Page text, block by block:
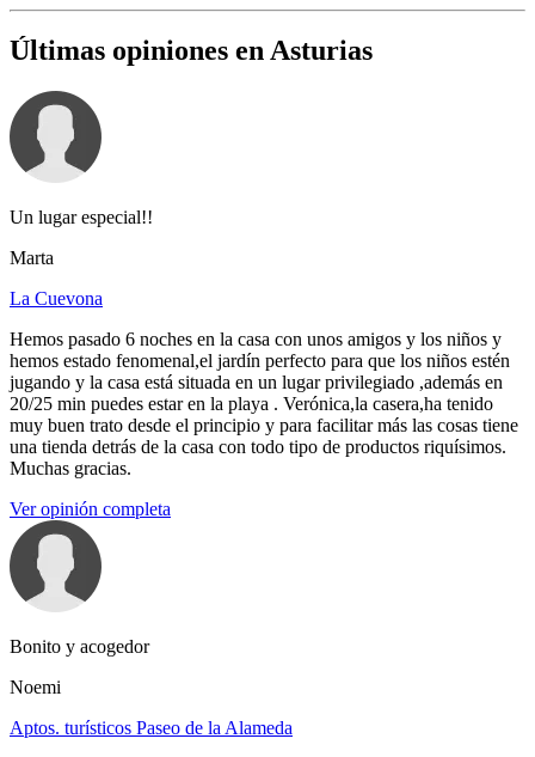
Últimas opiniones en Asturias
Un lugar especial!!
Marta
La Cuevona
Hemos pasado 6 noches en la casa con unos amigos y los niños y
hemos estado fenomenal,el jardín perfecto para que los niños estén
jugando y la casa está situada en un lugar privilegiado ,además en
20/25 min puedes estar en la playa . Verónica,la casera,ha tenido
muy buen trato desde el principio y para facilitar más las cosas tiene
una tienda detrás de la casa con todo tipo de productos riquísimos.
Muchas gracias.
Ver opinión completa
Bonito y acogedor
Noemi
Aptos. turísticos Paseo de la Alameda